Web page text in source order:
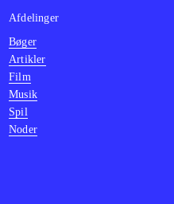
Afdelinger
Bøger
Artikler
Film
Musik
Spil
Noder